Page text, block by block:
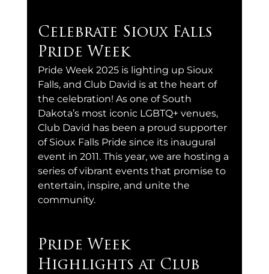
Celebrate Sioux Falls
Pride Week
Pride Week 2025 is lighting up Sioux
Falls, and Club David is at the heart of
the celebration! As one of South
Dakota’s most iconic LGBTQ+ venues,
Club David has been a proud supporter
of Sioux Falls Pride since its inaugural
event in 2011. This year, we are hosting a
series of vibrant events that promise to
entertain, inspire, and unite the
community.
Pride Week
Highlights at Club